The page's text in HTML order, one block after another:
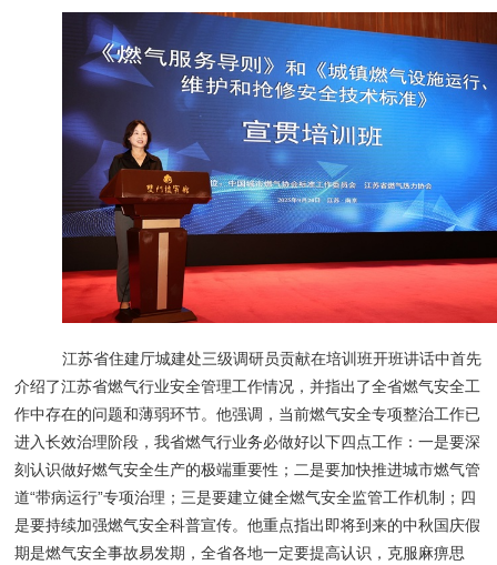
江苏省住建厅城建处三级调研员贡献在培训班开班讲话中首先
介绍了江苏省燃气行业安全管理工作情况，并指出了全省燃气安全工
作中存在的问题和薄弱环节。他强调，当前燃气安全专项整治工作已
进入长效治理阶段，我省燃气行业务必做好以下四点工作：一是要深
刻认识做好燃气安全生产的极端重要性；二是要加快推进城市燃气管
道“带病运行”专项治理；三是要建立健全燃气安全监管工作机制；四
是要持续加强燃气安全科普宣传。他重点指出即将到来的中秋国庆假
期是燃气安全事故易发期，全省各地一定要提高认识，克服麻痹思